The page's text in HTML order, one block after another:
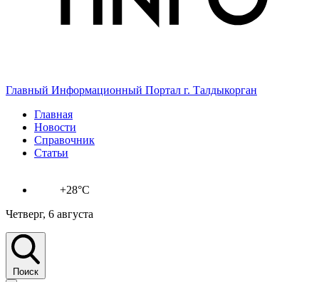
Главный Информационный Портал г. Талдыкорган
Главная
Новости
Справочник
Статьи
+28°C
Четверг, 6 августа
Поиск